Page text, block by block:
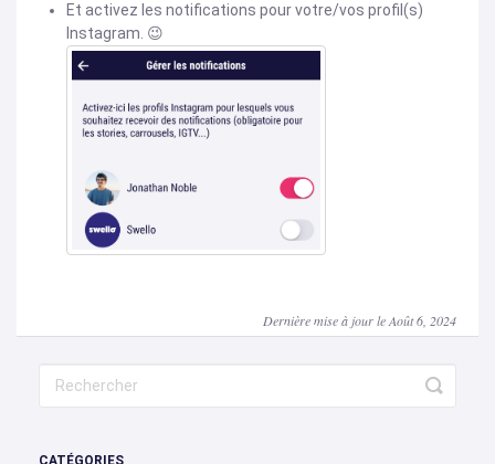
Et activez les notifications pour votre/vos profil(s)
Instagram. 😉
Dernière mise à jour le Août 6, 2024
CATÉGORIES